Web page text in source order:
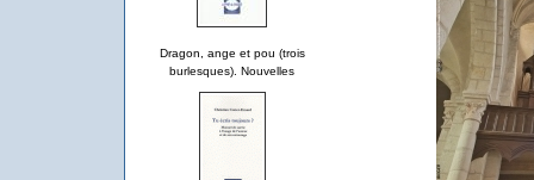
Dragon, ange et pou (trois
burlesques). Nouvelles